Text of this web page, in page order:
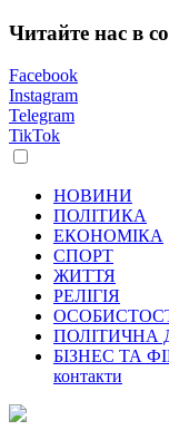
Читайте нас в
Facebook
Instagram
Telegram
TikTok
НОВИНИ
ПОЛІТИКА
ЕКОНОМІКА
СПОРТ
ЖИТТЯ
РЕЛІГІЯ
ПОЛІТИЧНА
БІЗНЕС ТА
контакти